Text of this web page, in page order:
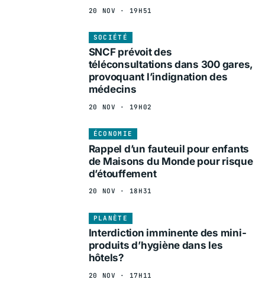
20 NOV · 19H51
SOCIÉTÉ
SNCF prévoit des
téléconsultations dans 300 gares,
provoquant l’indignation des
médecins
20 NOV · 19H02
ÉCONOMIE
Rappel d’un fauteuil pour enfants
de Maisons du Monde pour risque
d’étouffement
20 NOV · 18H31
PLANÈTE
Interdiction imminente des mini-
produits d’hygiène dans les
hôtels?
20 NOV · 17H11